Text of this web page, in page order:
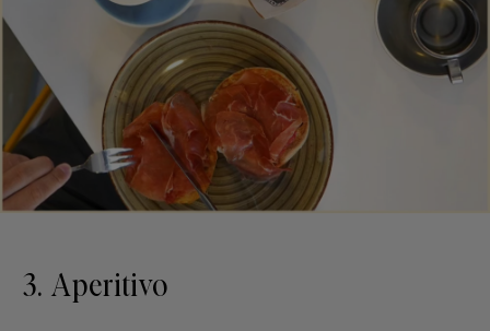
3. Aperitivo